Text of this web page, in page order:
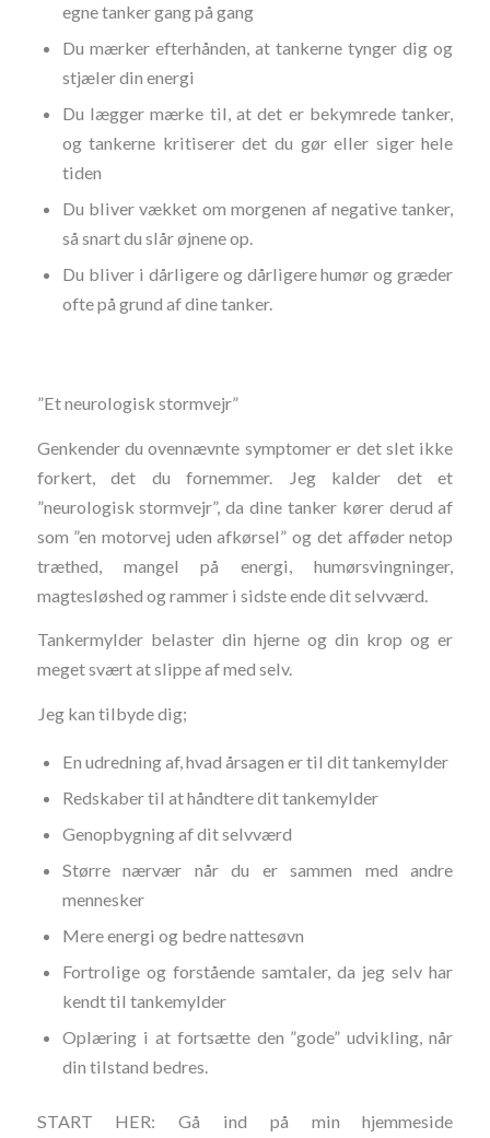
egne tanker gang på gang
Du mærker efterhånden, at tankerne tynger dig og
stjæler din energi
Du lægger mærke til, at det er bekymrede tanker,
og tankerne kritiserer det du gør eller siger hele
tiden
Du bliver vækket om morgenen af negative tanker,
så snart du slår øjnene op.
Du bliver i dårligere og dårligere humør og græder
ofte på grund af dine tanker.
”Et neurologisk stormvejr”
Genkender du ovennævnte symptomer er det slet ikke
forkert, det du fornemmer. Jeg kalder det et
”neurologisk stormvejr”, da dine tanker kører derud af
som ”en motorvej uden afkørsel” og det afføder netop
træthed, mangel på energi, humørsvingninger,
magtesløshed og rammer i sidste ende dit selvværd.
Tankermylder belaster din hjerne og din krop og er
meget svært at slippe af med selv.
Jeg kan tilbyde dig;
En udredning af, hvad årsagen er til dit tankemylder
Redskaber til at håndtere dit tankemylder
Genopbygning af dit selvværd
Større nærvær når du er sammen med andre
mennesker
Mere energi og bedre nattesøvn
Fortrolige og forstående samtaler, da jeg selv har
kendt til tankemylder
Oplæring i at fortsætte den ”gode” udvikling, når
din tilstand bedres.
START HER: Gå ind på min hjemmeside